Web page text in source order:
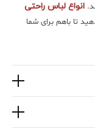
انواع لباس راحتی
تا باهم برای شما